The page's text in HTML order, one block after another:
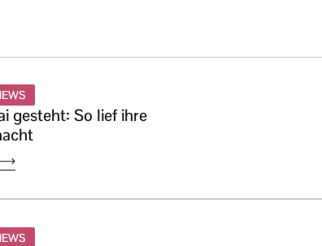
gesteht: So lief ihre